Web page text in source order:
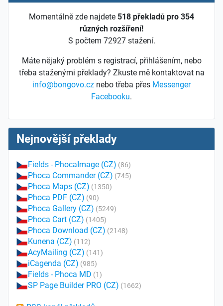
Momentálně zde najdete 518 překladů pro 354
různých rozšíření!
S počtem 72927 stažení.
Máte nějaký problém s registrací, přihlášením, nebo
třeba staženými překlady? Zkuste mě kontaktovat na
info@bongovo.cz nebo třeba přes Messenger
Facebooku.
Nejnovější překlady
Fields - PhocaImage (CZ) (86)
Phoca Commander (CZ) (745)
Phoca Maps (CZ) (1350)
Phoca PDF (CZ) (90)
Phoca Gallery (CZ) (5249)
Phoca Cart (CZ) (1405)
Phoca Download (CZ) (2148)
Kunena (CZ) (112)
AcyMailing (CZ) (141)
iCagenda (CZ) (985)
Fields - Phoca MD (1)
SP Page Builder PRO (CZ) (1662)